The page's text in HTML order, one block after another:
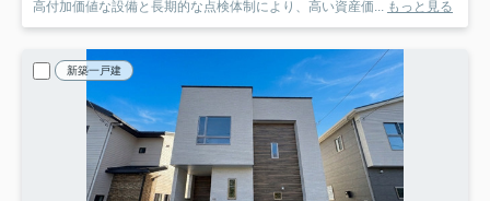
高付加価値な設備と⾧期的な点検体制により、高い資産価... もっと見る
新築一戸建